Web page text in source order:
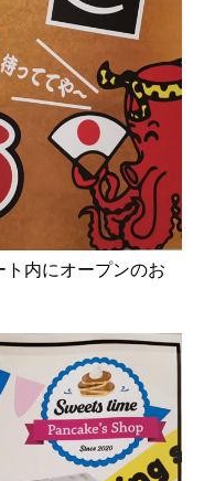
内にオープンのお